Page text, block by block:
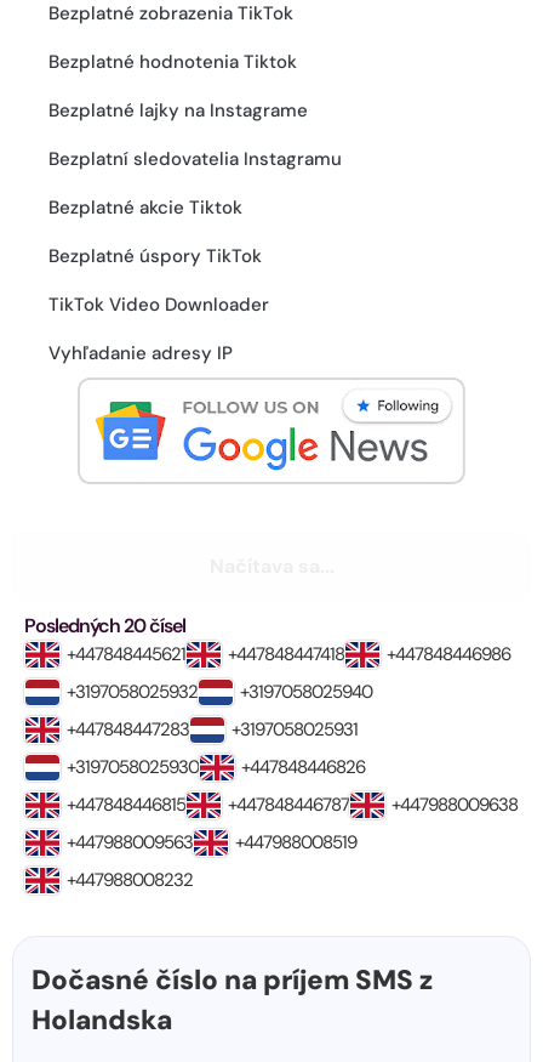
Bezplatné zobrazenia TikTok
Bezplatné hodnotenia Tiktok
Bezplatné lajky na Instagrame
Bezplatní sledovatelia Instagramu
Bezplatné akcie Tiktok
Bezplatné úspory TikTok
TikTok Video Downloader
Vyhľadanie adresy IP
Posledných 20 čísel
+447848445621 +447848447418
+447848446986
+3197058025932
+3197058025940
+447848447283
+3197058025931
+3197058025930
+447848446826
+447848446815
+447848446787
+447988009638
+447988009563
+447988008519
+447988008232
Dočasné číslo na príjem SMS z
Holandska